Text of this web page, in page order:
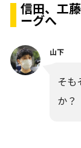
信田、工
ーグへ
山下
そも
か？